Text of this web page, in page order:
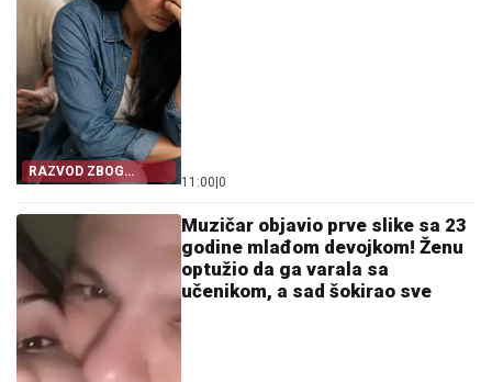
RAZVOD ZBOG
SITNICE
11:00|0
Muzičar objavio prve slike sa 23
godine mlađom devojkom! Ženu
optužio da ga varala sa
učenikom, a sad šokirao sve